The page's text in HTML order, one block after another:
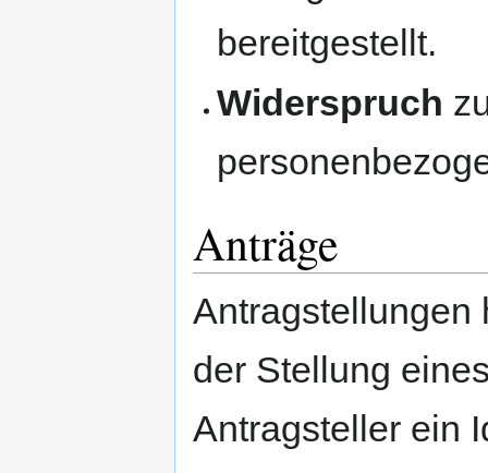
bereitgestellt.
Widerspruch
Anträge
Antragstellungen
der Stellung
Antragsteller ein